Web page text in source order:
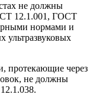
не должны
12.1.001, ГОСТ
нормами и
протекающие через
не должны